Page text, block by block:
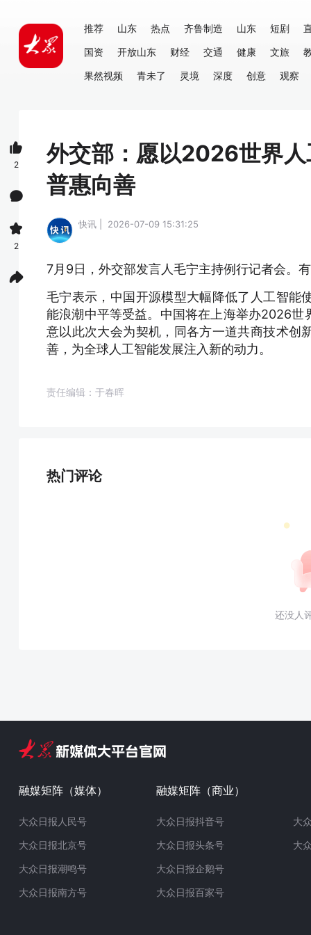
推荐 山东 热点 齐鲁制造 山东 短剧
国资
开放山东 财经 交通 健康 文旅
果然视频
青未了 灵境 深度 创意 观察
外交部：愿以2026世界
普惠向善
快讯 | 2026-07-09 15:31:25
7月9日，外交部发言人毛宁主持例行记者会。
毛宁表示，中国开源模型大幅降低了人工智能
能浪潮中平等受益。中国将在上海举办2026
意以此次大会为契机，同各方一道共商技术创
善，为全球人工智能发展注入新的动力。
责任编辑：于春晖
热门评论
还没人
2
2
融媒矩阵（媒体）
大众日报人民号
大众日报北京号
大众日报潮鸣号
大众日报南方号
融媒矩阵（商业）
大众日报抖音号
大众日报头条号
大众日报企鹅号
大众日报百家号
大
大